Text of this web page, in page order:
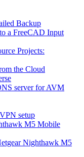
Backup
a FreeCAD Input
Projects:
the Cloud
server for AVM
setup
M5 Mobile
Nighthawk M5